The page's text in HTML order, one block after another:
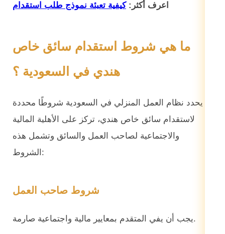
اعرف أكثر:كيفية تعبئة نموذج طلب استقدام
ما هي شروط استقدام سائق خاص
هندي في السعودية ؟
يحدد نظام العمل المنزلي في السعودية شروطًا محددة
لاستقدام سائق خاص هندي، تركز على الأهلية المالية
والاجتماعية لصاحب العمل والسائق وتشمل هذه
الشروط:
شروط صاحب العمل
يجب أن يفي المتقدم بمعايير مالية واجتماعية صارمة.